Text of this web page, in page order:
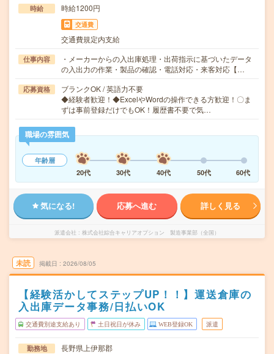
時給 時給1200円
交通費
交通費規定内支給
仕事内容
・メーカーからの入出庫処理・出荷指示に基づいたデータ
の入出力の作業・製品の確認・電話対応・来客対応【…
応募資格
ブランクOK / 英語力不要
◆経験者歓迎！◆ExcelやWordの操作できる方歓迎！〇ま
ずは事前登録だけでもOK！履歴書不要で気…
職場の雰囲気
年齢層
20代
30代 40代 50代 60代
気になる! 応募へ進む 詳しく見る
派遣会社 株式会社綜合キャリアオプション 製造事業部（全国）
未読 掲載日 2026/08/05
【経験活かしてステップUP！！】運送倉庫の
入出庫データ事務/日払いOK
交通費別途支給あり 土日祝日が休み WEB登録OK 派遣
勤務地 長野県上伊那郡